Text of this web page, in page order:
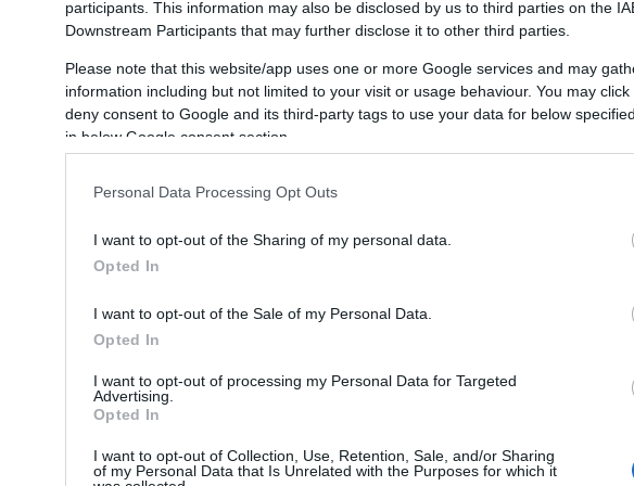
participants. This information may also be disclosed by us to third parties on the
Downstream Participants that may further disclose it to other third parties.
Please note that this website/app uses one or more Google services and may
information including but not limited to your visit or usage behaviour. You may
deny consent to Google and its third-party tags to use your data for below
in below Google consent section.
Personal Data Processing Opt Outs
I want to opt-out of the Sharing of my personal data.
Opted In
I want to opt-out of the Sale of my Personal Data.
Opted In
I want to opt-out of processing my Personal Data for Targeted
Advertising.
Opted In
I want to opt-out of Collection, Use, Retention, Sale, and/or Sharing
of my Personal Data that Is Unrelated with the Purposes for which it
modern élete...
világörökség része. Az ipari létesítmény a...
ÉS A
– GINTÚRA
titkos receptúra,
szerelem. A
LÁBNYOM NÉLKÜL STUTTGARTBA
Egykor az egyik legrosszabb levegőjű német